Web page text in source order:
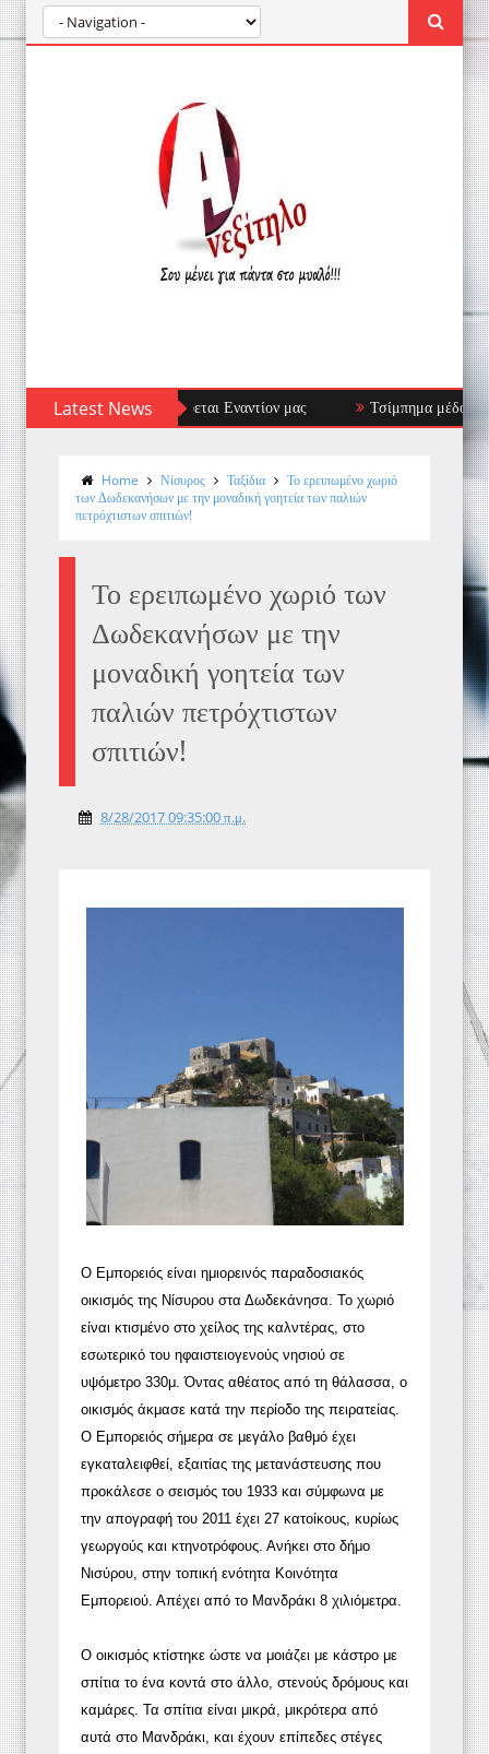
Latest News
Στρέφεται Εναντίον μας Τσίμπημα μέδουσας: πρώτες
Home Νίσυρος Ταξίδια
Το ερειπωμένο χωριό
των Δωδεκανήσων με την μοναδική γοητεία των παλιών
πετρόχτιστων σπιτιών!
Το ερειπωμένο χωριό των
Δωδεκανήσων με την
μοναδική γοητεία των
παλιών πετρόχτιστων
σπιτιών!
8/28/2017 09:35:00 π.μ.
Ο Εμπορειός είναι ημιορεινός παραδοσιακός
οικισμός της Νίσυρου στα Δωδεκάνησα. Το χωριό
είναι κτισμένο στο χείλος της καλντέρας, στο
εσωτερικό του ηφαιστειογενούς νησιού σε
υψόμετρο 330μ. Όντας αθέατος από τη θάλασσα, ο
οικισμός άκμασε κατά την περίοδο της πειρατείας.
Ο Εμπορειός σήμερα σε μεγάλο βαθμό έχει
εγκαταλειφθεί, εξαιτίας της μετανάστευσης που
προκάλεσε ο σεισμός του 1933 και σύμφωνα με
την απογραφή του 2011 έχει 27 κατοίκους, κυρίως
γεωργούς και κτηνοτρόφους. Ανήκει στο δήμο
Νισύρου, στην τοπική ενότητα Κοινότητα
Εμπορειού. Απέχει από το Μανδράκι 8 χιλιόμετρα.
Ο οικισμός κτίστηκε ώστε να μοιάζει με κάστρο με
σπίτια το ένα κοντά στο άλλο, στενούς δρόμους και
καμάρες. Τα σπίτια είναι μικρά, μικρότερα από
αυτά στο Μανδράκι, και έχουν επίπεδες στέγες